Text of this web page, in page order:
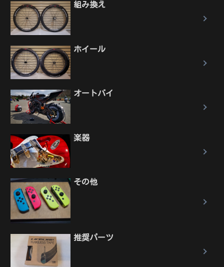
組み換え
ホイール
オートバイ
楽器
その他
推奨パーツ